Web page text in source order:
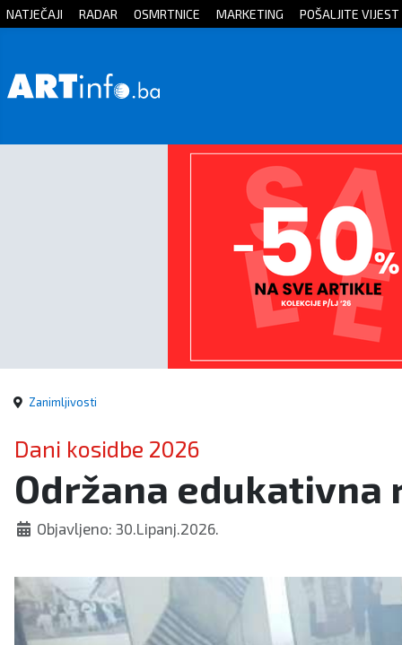
Početna
Zanimljivosti
NATJEČAJI RADAR OSMRTNICE MARKETING POŠALJITE VIJEST
Zanimljivosti
Dani kosidbe 2026
Održana edukativna
Objavljeno: 30.Lipanj.2026.